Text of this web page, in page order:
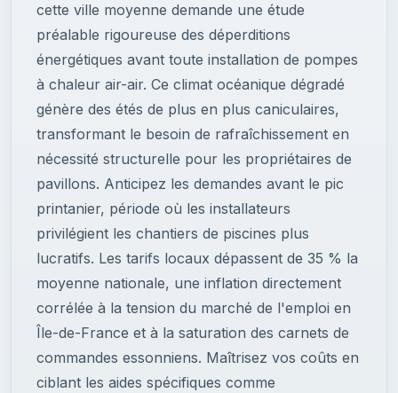
cette ville moyenne demande une étude
préalable rigoureuse des déperditions
énergétiques avant toute installation de pompes
à chaleur air-air. Ce climat océanique dégradé
génère des étés de plus en plus caniculaires,
transformant le besoin de rafraîchissement en
nécessité structurelle pour les propriétaires de
pavillons. Anticipez les demandes avant le pic
printanier, période où les installateurs
privilégient les chantiers de piscines plus
lucratifs. Les tarifs locaux dépassent de 35 % la
moyenne nationale, une inflation directement
corrélée à la tension du marché de l'emploi en
Île-de-France et à la saturation des carnets de
commandes essonniens. Maîtrisez vos coûts en
ciblant les aides spécifiques comme